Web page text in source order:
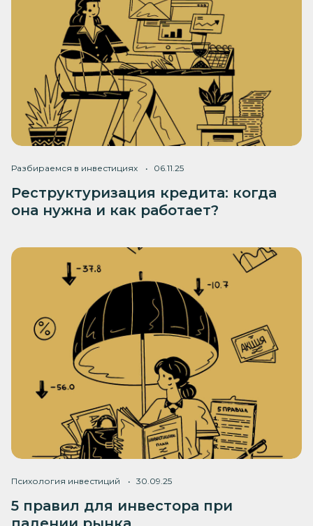
Разбираемся в инвестициях 06.11.25
Реструктуризация кредита: когда
она нужна и как работает?
Психология инвестиций 30.09.25
5 правил для инвестора при